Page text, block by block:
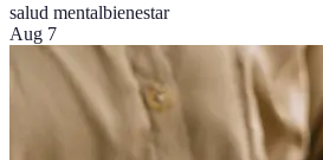
salud mentalbienestar
Aug 7